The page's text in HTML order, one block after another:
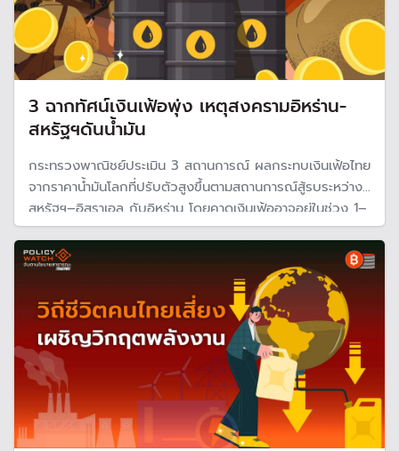
3 ฉากทัศน์เงินเฟ้อพุ่ง เหตุสงครามอิหร่าน-
สหรัฐฯดันน้ำมัน
กระทรวงพาณิชย์ประเมิน 3 สถานการณ์ ผลกระทบเงินเฟ้อไทย
จากราคาน้ำมันโลกที่ปรับตัวสูงขึ้นตามสถานการณ์สู้รบระหว่าง
สหรัฐฯ–อิสราเอล กับอิหร่าน โดยคาดเงินเฟ้ออาจอยู่ในช่วง 1–
3% ขึ้นกับระดับความรุนแรงและระยะเวลา